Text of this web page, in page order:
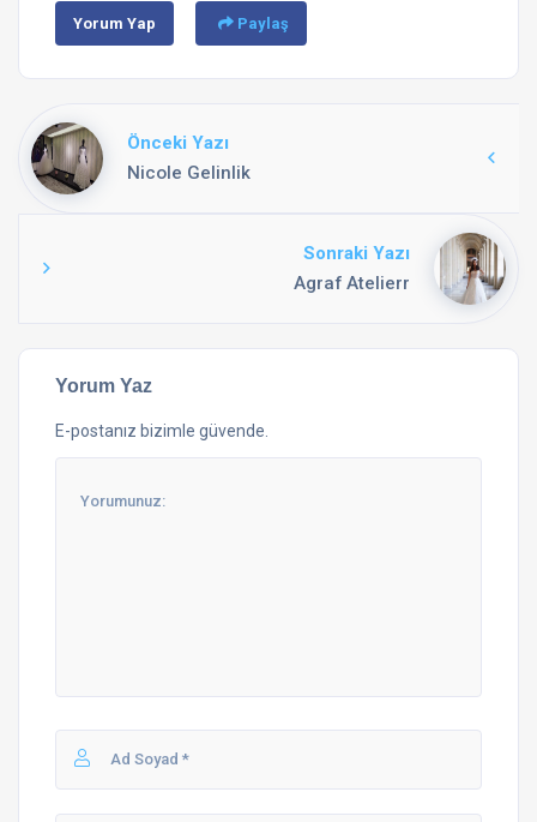
Yorum Yap Paylaş
Önceki Yazı
Nicole Gelinlik
Sonraki Yazı
Agraf Atelierr
Yorum Yaz
E-postanız bizimle güvende.